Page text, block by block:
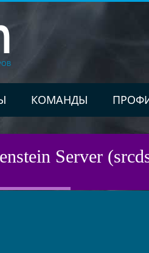
КОМАНДЫ
Server